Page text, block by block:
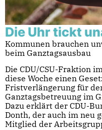
Die Uhr tickt
Kommunen brauchen
beim Ganztagsausbau
Die CDU/CSU-Fraktion
diese Woche einen
Fristverlängerung für
Ganztagsbetreuung im
Dazu erklärt der CDU-
Donth, der auch im neu
Mitglied der